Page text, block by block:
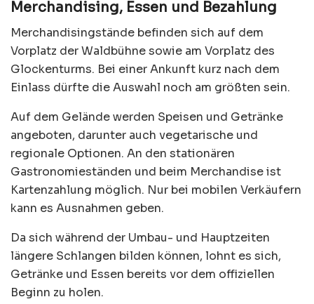
Merchandising, Essen und Bezahlung
Merchandisingstände befinden sich auf dem
Vorplatz der Waldbühne sowie am Vorplatz des
Glockenturms. Bei einer Ankunft kurz nach dem
Einlass dürfte die Auswahl noch am größten sein.
Auf dem Gelände werden Speisen und Getränke
angeboten, darunter auch vegetarische und
regionale Optionen. An den stationären
Gastronomieständen und beim Merchandise ist
Kartenzahlung möglich. Nur bei mobilen Verkäufern
kann es Ausnahmen geben.
Da sich während der Umbau- und Hauptzeiten
längere Schlangen bilden können, lohnt es sich,
Getränke und Essen bereits vor dem offiziellen
Beginn zu holen.